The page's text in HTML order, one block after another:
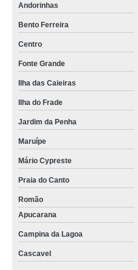
Andorinhas
Bento Ferreira
Centro
Fonte Grande
Ilha das Caieiras
Ilha do Frade
Jardim da Penha
Maruípe
Mário Cypreste
Praia do Canto
Romão
Apucarana
Campina da Lagoa
Cascavel